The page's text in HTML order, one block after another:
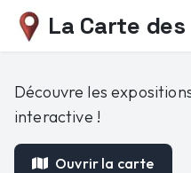
La Carte
Découvre les
interactive !
Ouvrir la carte